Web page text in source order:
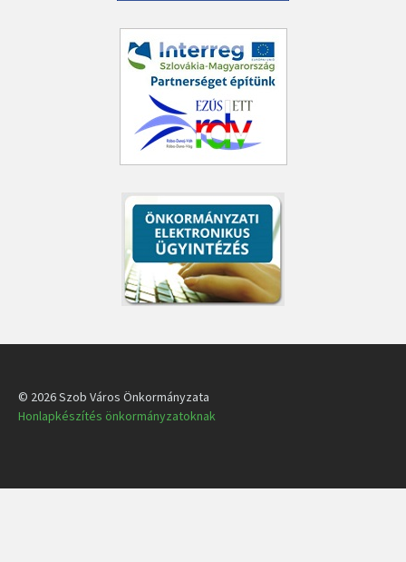
© 2026 Szob Város Önkormányzata
Honlapkészítés önkormányzatoknak